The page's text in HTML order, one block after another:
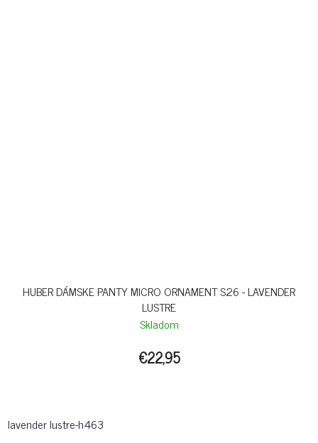
HUBER DÁMSKE PANTY MICRO ORNAMENT S26 - LAVENDER
LUSTRE
Skladom
€22,95
lavender lustre-h463